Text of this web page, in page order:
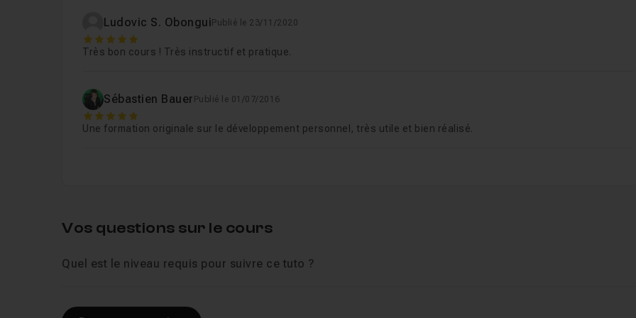
Chapitre 5 : Agir efficacement 26m39
Chapitre 7 : Adopter les comportements qui aident
Ludovic S. Obongui Publié le 23/11/2020
5
Très bon cours ! Très instructif et pratique.
Sébastien Bauer Publié le 01/07/2016
5
Une formation originale sur le développement personnel, très utile et bien réalisé.
Vos questions sur le cours
Quel est le niveau requis pour suivre ce tuto ?